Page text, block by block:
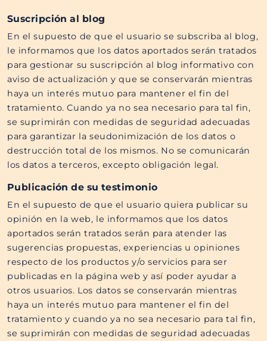
Suscripción al blog
En el supuesto de que el usuario se subscriba al blog,
le informamos que los datos aportados serán tratados
para gestionar su suscripción al blog informativo con
aviso de actualización y que se conservarán mientras
haya un interés mutuo para mantener el fin del
tratamiento. Cuando ya no sea necesario para tal fin,
se suprimirán con medidas de seguridad adecuadas
para garantizar la seudonimización de los datos o
destrucción total de los mismos. No se comunicarán
los datos a terceros, excepto obligación legal.
Publicación de su testimonio
En el supuesto de que el usuario quiera publicar su
opinión en la web, le informamos que los datos
aportados serán tratados serán para atender las
sugerencias propuestas, experiencias u opiniones
respecto de los productos y/o servicios para ser
publicadas en la página web y así poder ayudar a
otros usuarios. Los datos se conservarán mientras
haya un interés mutuo para mantener el fin del
tratamiento y cuando ya no sea necesario para tal fin,
se suprimirán con medidas de seguridad adecuadas